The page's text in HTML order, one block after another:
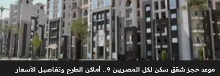
موعد حجز شقق سكن لكل المصريين 9.. أماكن الطرح وتفاصيل الأسعار